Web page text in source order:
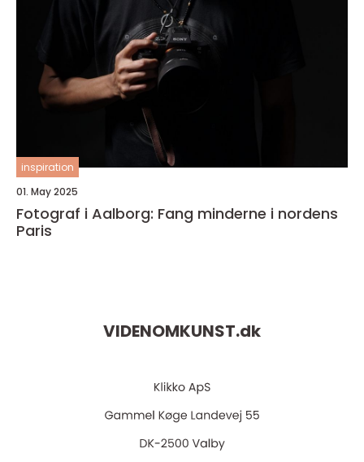
inspiration
01. May 2025
Fotograf i Aalborg: Fang minderne i nordens
Paris
VIDENOMKUNST.dk